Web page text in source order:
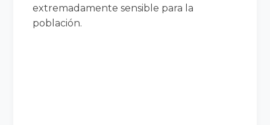
extremadamente sensible para la
población.